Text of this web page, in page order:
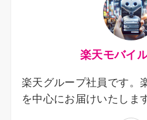
楽天モバイ
楽天グループ社員です。
を中心にお届けいたしま